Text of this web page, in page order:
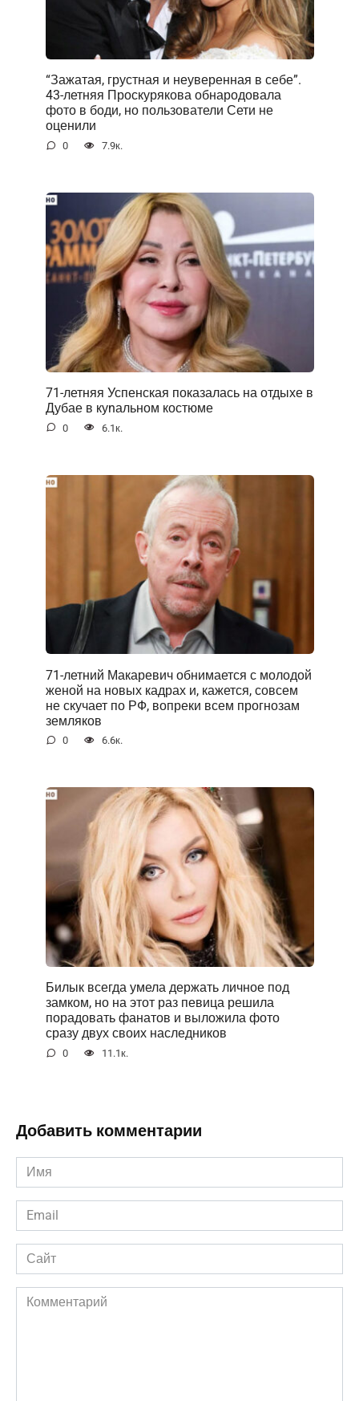
“Зажатая, грустная и неуверенная в себе”.
43-летняя Проскурякова обнародовала
фото в боди, но пользователи Сети не
оценили
0 7.9к.
71-летняя Успенская показалась на отдыхе в
Дубае в куnальном костюме
0 6.1к.
71-летний Макаревич обнимается с молодой
женой на новых кадрах и, кажется, совсем
не скучает по РФ, вопреки всем прогнозам
земляков
0 6.6к.
Билык всегда умела держать личное под
замком, но на этот раз певица решила
порадовать фанатов и выложила фото
сразу двух своих наследников
0 11.1к.
Добавить комментарии
Имя
*
Email
*
Сайт
Комментарий